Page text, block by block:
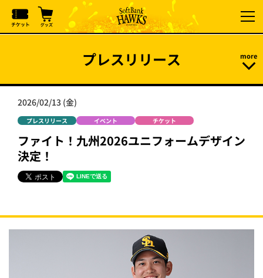
プレスリリース
2026/02/13 (金)
プレスリリース イベント チケット
ファイト！九州2026ユニフォームデザイン
決定！